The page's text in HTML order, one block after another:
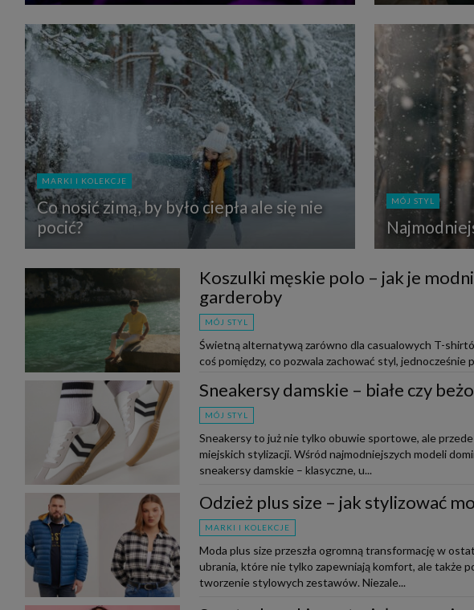
MARKI I KOLEKCJE
Co nosić zimą, by było ciepła ale się nie
pocić?
MÓJ STYL
Koszulki męskie polo – jak je
garderoby
MÓJ STYL
Świetną alternatywą zarówno dla casualowych T-
coś pomiędzy, co pozwala zachować styl, jednocześnie
Sneakersy damskie – białe czy
MÓJ STYL
Sneakersy to już nie tylko obuwie sportowe, ale
miejskich stylizacji. Wśród najmodniejszych modeli
sneakersy damskie – klasyczne, u...
Odzież plus size – jak stylizować
MARKI I KOLEKCJE
Moda plus size przeszła ogromną transformację w
ubrania, które nie tylko zapewniają komfort, ale także
tworzenie stylowych zestawów. Niezale...